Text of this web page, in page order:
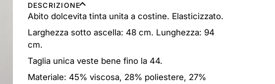
DESCRIZIONE
Abito dolcevita tinta unita a costine. Elasticizzato.
Larghezza sotto ascella: 48 cm. Lunghezza: 94
cm.
Taglia unica veste bene fino la 44.
Materiale: 45% viscosa, 28% poliestere, 27%